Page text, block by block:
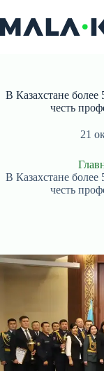
к
сути
В Казахстане более
честь
21
В Казахстане более
честь